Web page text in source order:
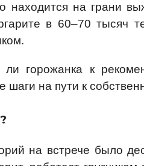
находится на грани
в 60–70 тысяч
ли горожанка к
шаги на пути к
на встрече было